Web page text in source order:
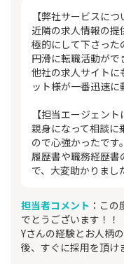
【弊社サービスにつ
近隣の求人情報の
極的にして下さった
円滑に転職活動がで
他社の求人サイトに
ット様が一番迅速に
【担当エージェント
親身になって相談に
ので心強かったです。
履歴書や職務経歴
で、大変助かりまし
担当者コメント ：こ
でとうございます！！
Yさんの経験とお人柄
後、すぐに採用を頂け